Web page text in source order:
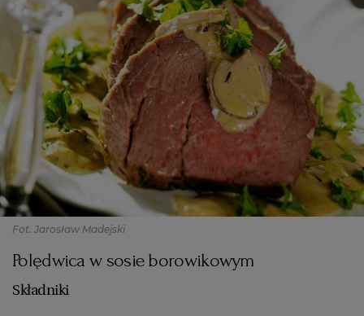
Fot. Jarosław Madejski
Polędwica w sosie borowikowym
Składniki